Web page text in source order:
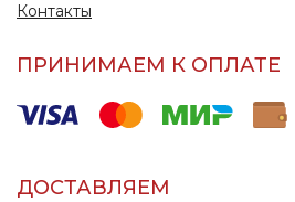
Контакты
ПРИНИМАЕМ К ОПЛАТЕ
ДОСТАВЛЯЕМ